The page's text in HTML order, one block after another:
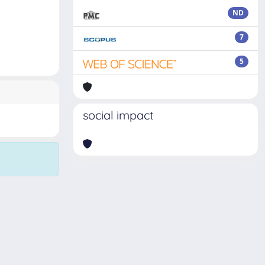
ND
7
5
social impact